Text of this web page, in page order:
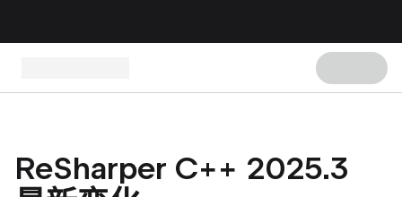
ReSharper C++ 2025.3